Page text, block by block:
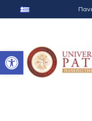
Ανοίξτε τη γραμμή εργαλείων